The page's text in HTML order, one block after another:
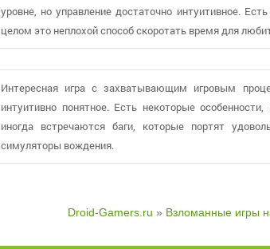
уровне, но управление достаточно интуитивное.
целом это неплохой способ скоротать время для
Интересная игра с захватывающим игровым
интуитивно понятное. Есть некоторые
иногда встречаются баги, которые портят
симуляторы вождения.
Droid-Gamers.ru » Взломанные игры